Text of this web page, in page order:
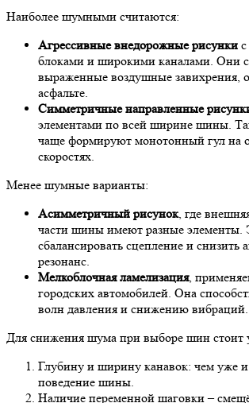
Наиболее шумными считаются:
Агрессивные внедорожные рисунки
блоками и широкими каналами. Они
выраженные воздушные завихрения,
асфальте.
Симметричные направленные
элементами по всей ширине шины.
чаще формируют монотонный гул на
скоростях.
Менее шумные варианты:
Асимметричный рисунок, где
части шины имеют разные элементы.
сбалансировать сцепление и снизить
резонанс.
Мелкоблочная ламелизация,
городских автомобилей. Она
волн давления и снижению вибраций.
Для снижения шума при выборе шин стоит
Глубину и ширину канавок: чем уже
поведение шины.
Наличие переменной шаговки –